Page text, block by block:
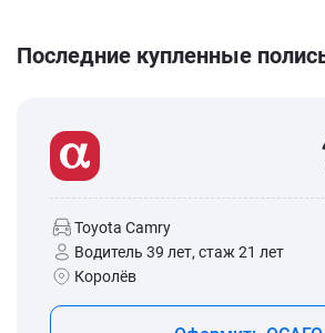
Последние купленные
Toyota Camry
Водитель 39 лет, стаж 21 лет
Королёв